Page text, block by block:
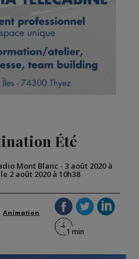
Été
Mont Blanc - 3 août 2020 à
2 août 2020 à 10h38
Animation